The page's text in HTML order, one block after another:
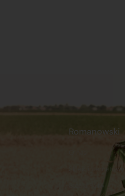
Romanowski
Sklep internetowy